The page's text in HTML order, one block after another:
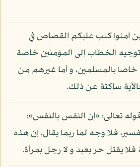
آمنوا كتب عليكم القصاص في
توجيه الخطاب إلى المؤمنين خاصة
بالمسلمين، و أما غيرهم من
ساكتة عن ذلك.
تعالى: «إن النفس بالنفس»:
نسبة التفسير، فلا وجه لما ربما يقال، إن هذه
فلا يقتل حر بعبد و لا رجل بمرأة.